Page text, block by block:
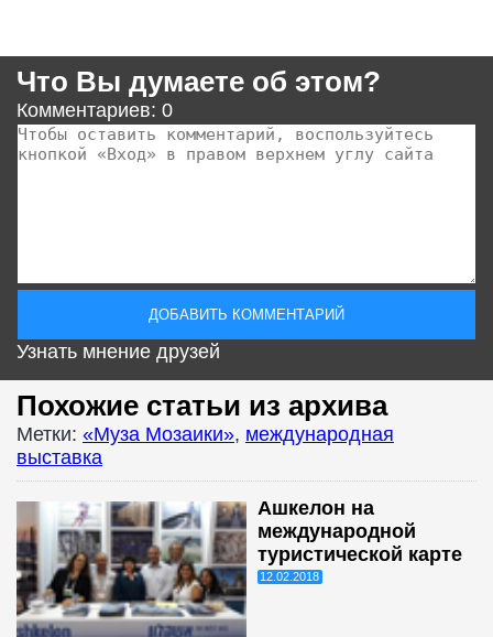
Что Вы думаете об этом?
Комментариев: 0
Узнать мнение друзей
Похожие статьи из архива
Метки: «Муза Мозаики», международная
выставка
Ашкелон на
международной
туристической карте
12.02.2018